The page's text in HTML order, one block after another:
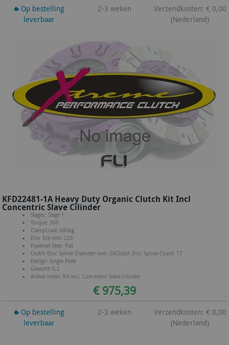
Op bestelling
leverbaar
2-3 weken
Verzendkosten: € 0,00
(Nederland)
KFD22481-1A Heavy Duty Organic Clutch Kit Incl
Concentric Slave Cilinder
Stages: Stage 1
Torque: 300
ClampLoad: 680kg
Disc Dia mm: 220
Flywheel Step: Flat
Clutch Disc Spline Diameter mm: 20Clutch Disc Spline Count: 17
Design: Single Plate
Gewicht: 6,2
Artikel notes: Kit incl. Concentric Slave Cilinder
€ 975,39
Op bestelling
leverbaar
2-3 weken
Verzendkosten: € 0,00
(Nederland)